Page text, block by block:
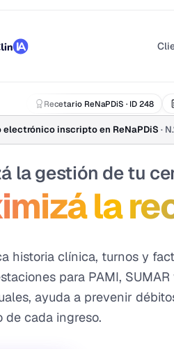
Recetario ReNaPDiS · ID 248
electrónico inscripto en ReNaPDiS ·
la gestión de tu
la
historia clínica, turnos y
para PAMI,
ayuda a prevenir
de cada ingreso.